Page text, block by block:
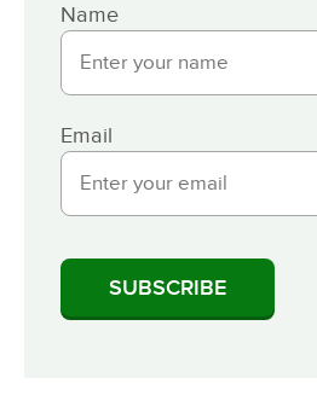
Name
Email